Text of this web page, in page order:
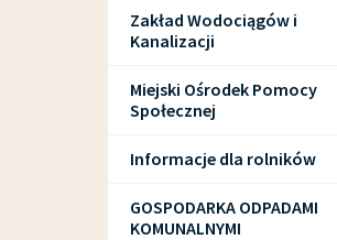
Zakład Wodociągów i
Kanalizacji
Miejski Ośrodek Pomocy
Społecznej
Informacje dla rolników
GOSPODARKA ODPADAMI
KOMUNALNYMI